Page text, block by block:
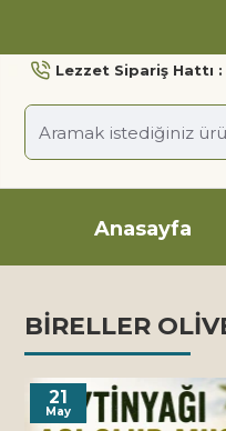
Lezzet Sipariş Hattı :
Anasayfa
BIRELLER
21
May